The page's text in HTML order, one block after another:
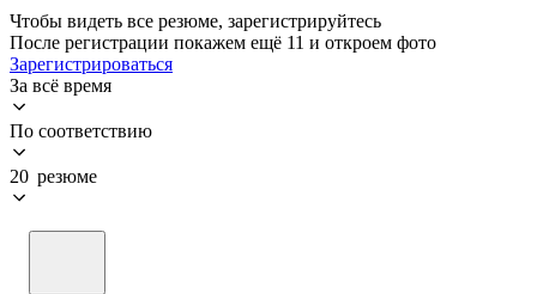
Чтобы видеть все резюме, зарегистрируйтесь
После регистрации покажем ещё 11 и откроем фото
Зарегистрироваться
За всё время
По соответствию
20 резюме